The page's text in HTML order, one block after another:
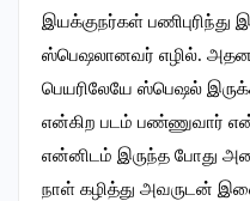
இயக்குநர்கள் பணிபுரிந்து
ஸ்பெஷலானவர் எழில்.
பெயரிலேயே ஸ்பெஷல்
என்கிற படம் பண்ணுவார்
என்னிடம் இருந்த போது
நாள் கழித்து அவருடன்